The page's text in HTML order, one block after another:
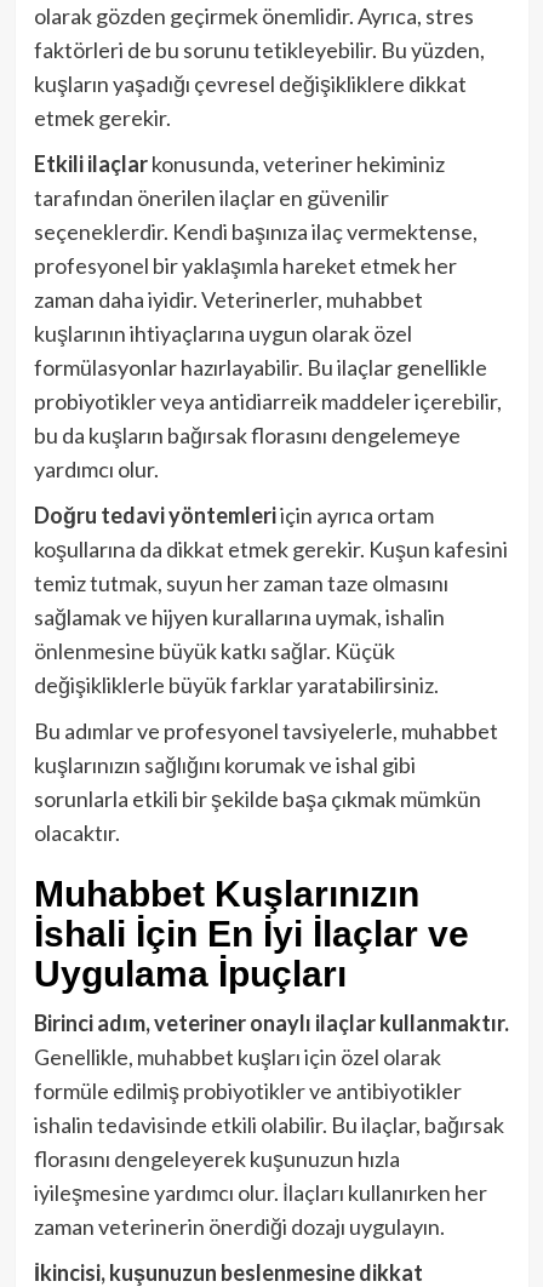
olarak gözden geçirmek önemlidir. Ayrıca, stres
faktörleri de bu sorunu tetikleyebilir. Bu yüzden,
kuşların yaşadığı çevresel değişikliklere dikkat
etmek gerekir.
Etkili ilaçlarkonusunda, veteriner hekiminiz
tarafından önerilen ilaçlar en güvenilir
seçeneklerdir. Kendi başınıza ilaç vermektense,
profesyonel bir yaklaşımla hareket etmek her
zaman daha iyidir. Veterinerler, muhabbet
kuşlarının ihtiyaçlarına uygun olarak özel
formülasyonlar hazırlayabilir. Bu ilaçlar genellikle
probiyotikler veya antidiarreik maddeler içerebilir,
bu da kuşların bağırsak florasını dengelemeye
yardımcı olur.
Doğru tedavi yöntemleriiçin ayrıca ortam
koşullarına da dikkat etmek gerekir. Kuşun kafesini
temiz tutmak, suyun her zaman taze olmasını
sağlamak ve hijyen kurallarına uymak, ishalin
önlenmesine büyük katkı sağlar. Küçük
değişikliklerle büyük farklar yaratabilirsiniz.
Bu adımlar ve profesyonel tavsiyelerle, muhabbet
kuşlarınızın sağlığını korumak ve ishal gibi
sorunlarla etkili bir şekilde başa çıkmak mümkün
olacaktır.
Muhabbet Kuşlarınızın
İshali İçin En İyi İlaçlar ve
Uygulama İpuçları
Birinci adım, veteriner onaylı ilaçlar kullanmaktır.
Genellikle, muhabbet kuşları için özel olarak
formüle edilmiş probiyotikler ve antibiyotikler
ishalin tedavisinde etkili olabilir. Bu ilaçlar, bağırsak
florasını dengeleyerek kuşunuzun hızla
iyileşmesine yardımcı olur. İlaçları kullanırken her
zaman veterinerin önerdiği dozajı uygulayın.
İkincisi, kuşunuzun beslenmesine dikkat